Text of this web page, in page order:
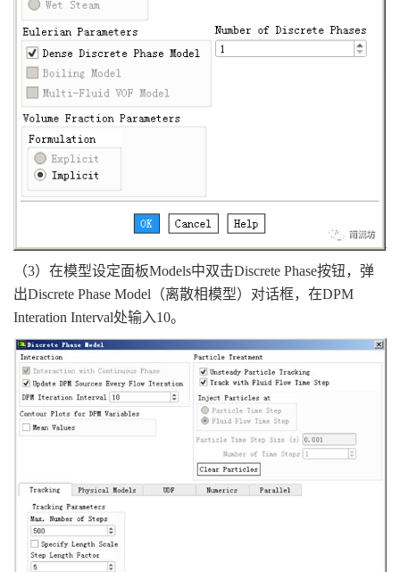
（3）在模型设定面板Models中双击Discrete Phase按钮，弹
出Discrete Phase Model（离散相模型）对话框，在DPM
Interation Interval处输入10。